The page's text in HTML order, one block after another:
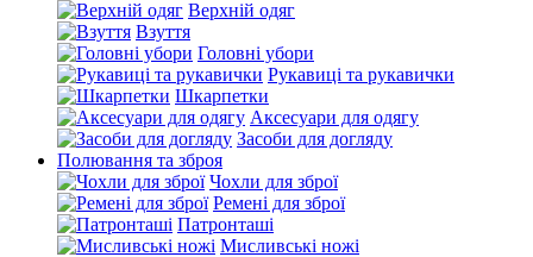
Верхній одяг
Взуття
Головні убори
Рукавиці та рукавички
Шкарпетки
Аксесуари для одягу
Засоби для догляду
Полювання та зброя
Чохли для зброї
Ремені для зброї
Патронташі
Мисливські ножі